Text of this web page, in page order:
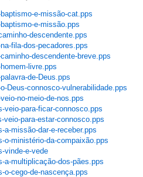
e-missão-cat.pps
e-missão.pps
descendente.pps
fila-dos-pecadores.pps
descendente-breve.pps
livre.pps
de-Deus.pps
Deus-connosco-vulnerabilidade.pps
no-meio-de-nos.pps
veio-para-ficar-connosco.pps
veio-para-estar-connosco.pps
a-missão-dar-e-receber.pps
o-ministério-da-compaixão.pps
vinde-e-vede
a-multiplicação-dos-pães.pps
o-cego-de-nascença.pps